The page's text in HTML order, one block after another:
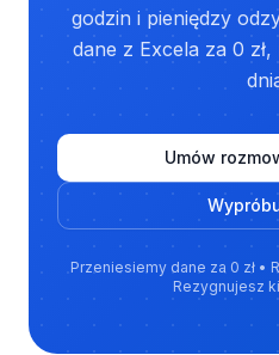
godzin i pieniędzy
dane z Excela za 0
Umów
Przeniesiemy dane za 0 zł •
Rezygnujesz